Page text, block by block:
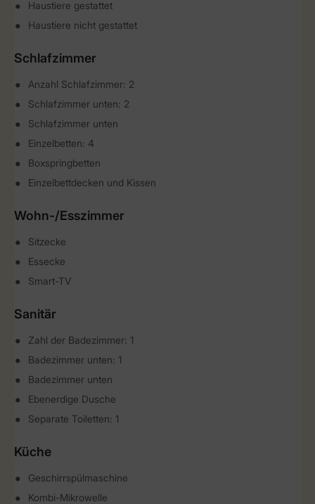
Haustiere gestattet
Haustiere nicht gestattet
Schlafzimmer
Anzahl Schlafzimmer: 2
Schlafzimmer unten: 2
Schlafzimmer unten
Einzelbetten: 4
Boxspringbetten
Einzelbettdecken und Kissen
Wohn-/Esszimmer
Sitzecke
Essecke
Smart-TV
Sanitär
Zahl der Badezimmer: 1
Badezimmer unten: 1
Badezimmer unten
Ebenerdige Dusche
Separate Toiletten: 1
Küche
Geschirrspülmaschine
Kombi-Mikrowelle